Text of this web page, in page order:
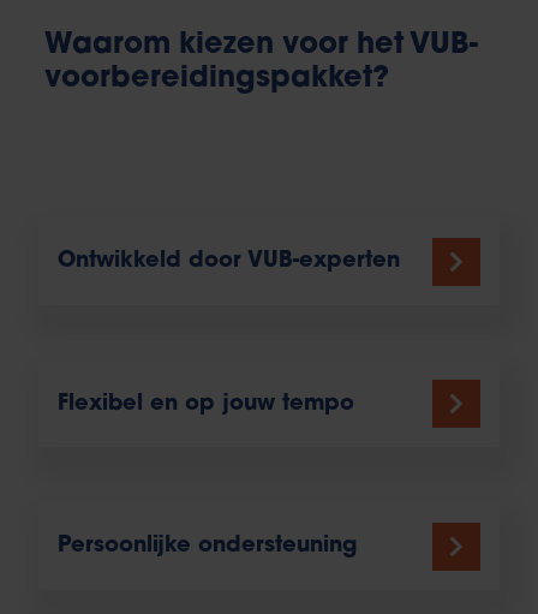
Waarom kiezen voor het VUB-
voorbereidingspakket?
Ontwikkeld door VUB-experten
Flexibel en op jouw tempo
Persoonlijke ondersteuning